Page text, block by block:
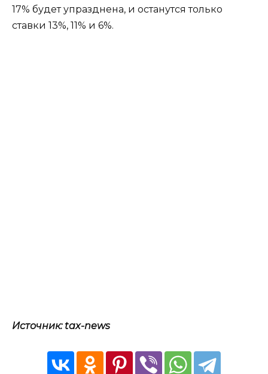
17% будет упразднена, и останутся только
ставки 13%, 11% и 6%.
Источник: tax-news